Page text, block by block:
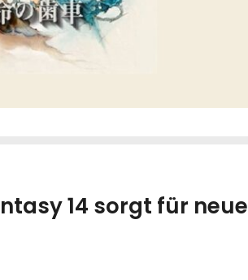
14 sorgt für neue